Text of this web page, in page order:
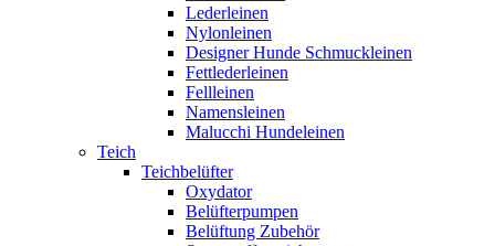
Lederleinen
Nylonleinen
Designer Hunde Schmuckleinen
Fettlederleinen
Fellleinen
Namensleinen
Malucchi Hundeleinen
Teich
Teichbelüfter
Oxydator
Belüfterpumpen
Belüftung Zubehör